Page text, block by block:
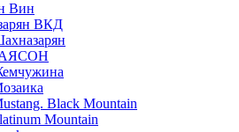
Вин
ВКД
Black Mountain
Mountain